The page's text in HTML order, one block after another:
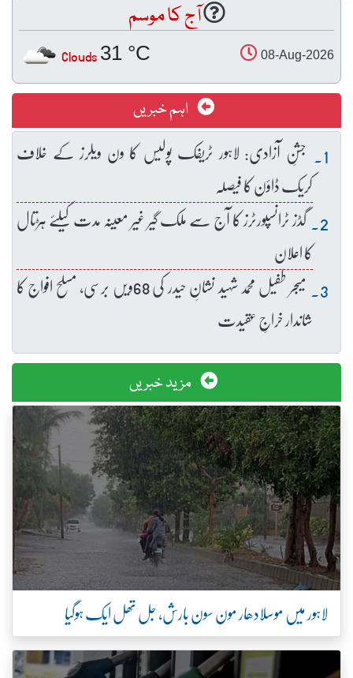
آج کا موسم
08-Aug-2026
31 °C
Clouds
اہم خبریں
جشنِ آزادی: لاہور ٹریفک پولیس کا ون ویلرز کے خلاف
کریک ڈاؤن کا فیصلہ
گڈز ٹرانسپورٹرز کا آج سے ملک گیر غیر معینہ مدت کیلئے ہڑتال
کا اعلان
میجر طفیل محمد شہید نشانِ حیدر کی 68ویں برسی، مسلح افواج کا
شاندار خراجِ عقیدت
مزید خبریں
لاہور میں موسلادھار مون سون بارش، جل تھل ایک ہوگیا